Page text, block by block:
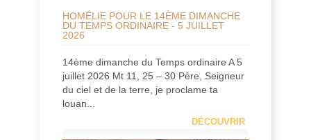
HOMÉLIE POUR LE 14ÈME DIMANCHE
DU TEMPS ORDINAIRE - 5 JUILLET
2026
14ème dimanche du Temps ordinaire A 5
juillet 2026 Mt 11, 25 – 30 Père, Seigneur
du ciel et de la terre, je proclame ta
louan...
DÉCOUVRIR